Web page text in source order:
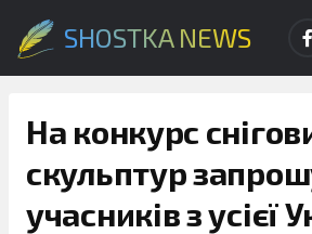
SHOSTKA NEWS
На конкурс
скульптур
учасників з усієї